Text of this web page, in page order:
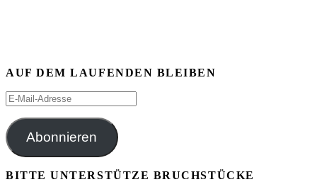
AUF DEM LAUFENDEN BLEIBEN
E-
Adresse
Abonnieren
BITTE UNTERSTÜTZE BRUCHSTÜCKE